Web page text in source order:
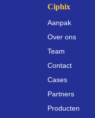
Ciphix
Aanpak
Over ons
Team
Contact
Cases
Partners
Producten